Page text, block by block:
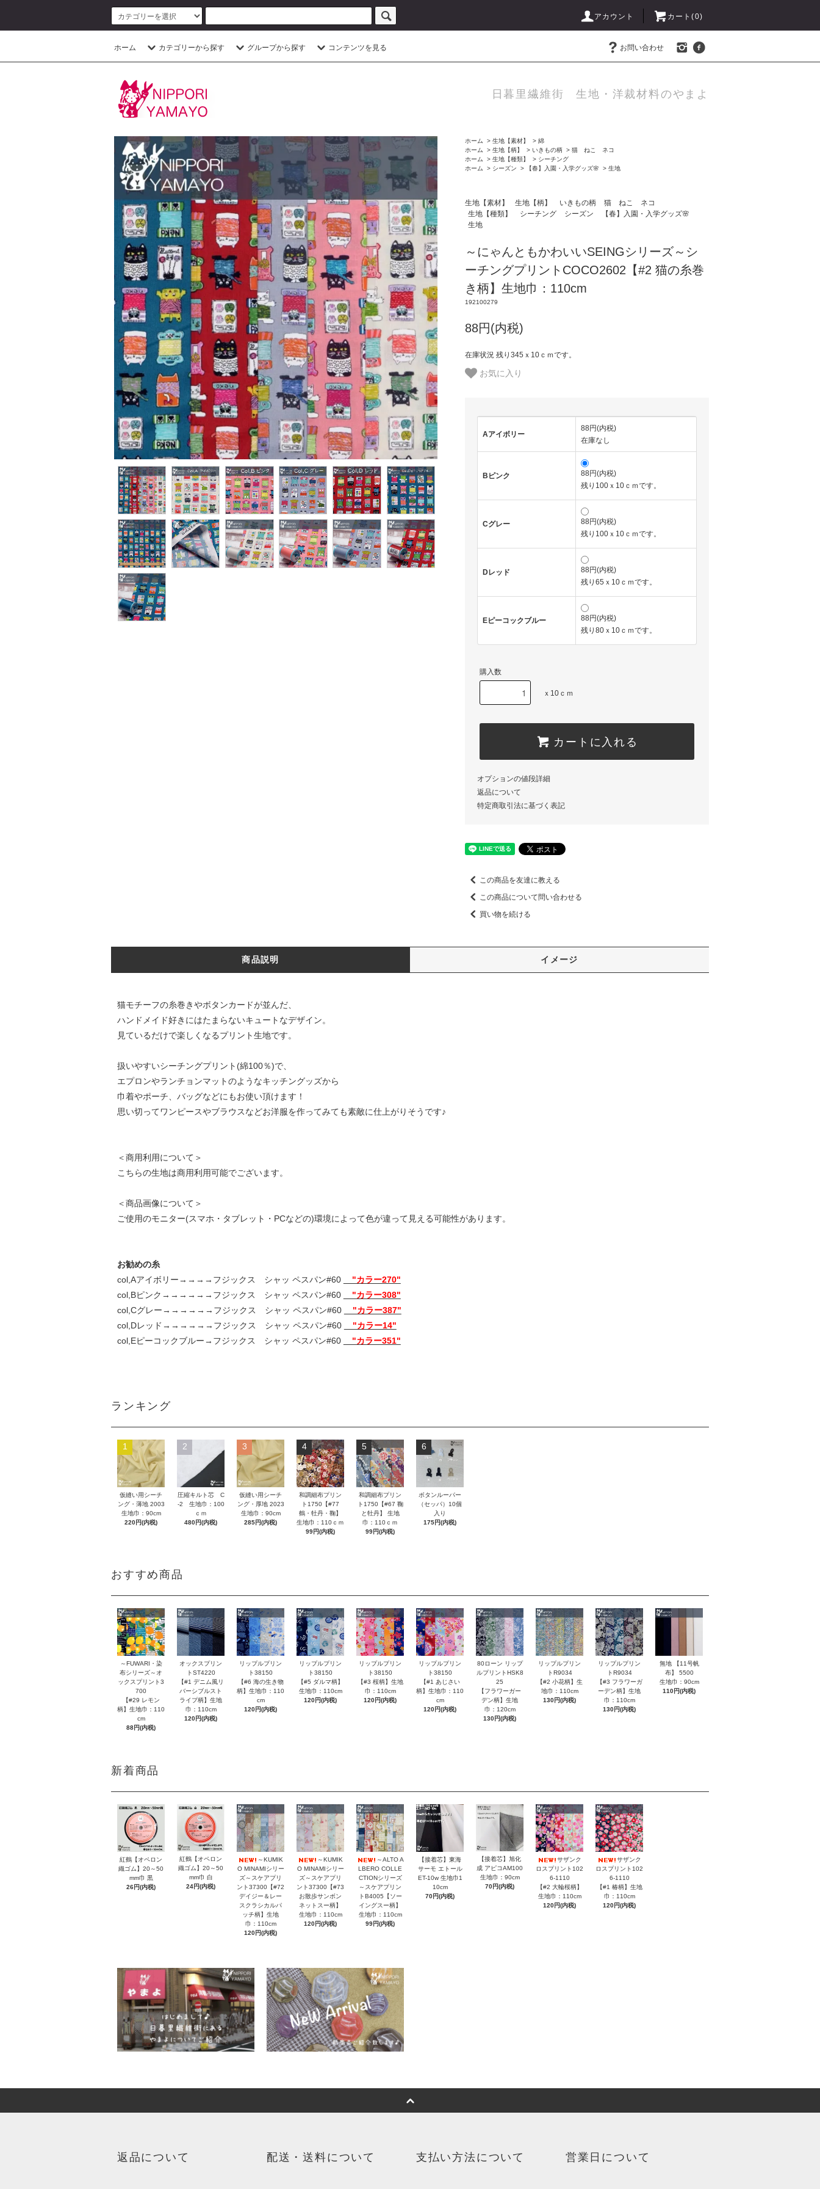
アカウント カート(0)
ホーム カテゴリーから探す グループから探す コンテンツを見る お問い合わせ
日暮里繊維街 生地・洋裁材料のやまよ
ホーム > 生地【素材】 > 綿
ホーム
> 生地【柄】 > いきもの柄 > 猫 ねこ ネコ
ホーム
> 生地【種類】 > シーチング
ホーム
> シーズン > 【春】入園・入学グッズ🌸 > 生地
生地【素材】 生地【柄】 いきもの柄
猫 ねこ ネコ
生地【種類】
シーチング シーズン
【春】入園・入学グッズ🌸
生地
～にゃんともかわいいSEINGシリーズ～シ
ーチングプリントCOCO2602【#2 猫の糸巻
き柄】生地巾：110cm
192100279
88円(内税)
在庫状況 残り345ｘ10ｃｍです。
お気に入り
Aアイボリー
88円(内税)
在庫なし
Bピンク
88円(内税)
残り100ｘ10ｃｍです。
Cグレー
88円(内税)
残り100ｘ10ｃｍです。
Dレッド
88円(内税)
残り65ｘ10ｃｍです。
Eピーコックブルー
88円(内税)
残り80ｘ10ｃｍです。
購入数
ｘ10ｃｍ
カートに入れる
オプションの値段詳細
返品について
特定商取引法に基づく表記
この商品を友達に教える
この商品について問い合わせる
買い物を続ける
商品説明 イメージ
猫モチーフの糸巻きやボタンカードが並んだ、
ハンドメイド好きにはたまらないキュートなデザイン。
見ているだけで楽しくなるプリント生地です。
扱いやすいシーチングプリント(綿100％)で、
エプロンやランチョンマットのようなキッチングッズから
巾着やポーチ、バッグなどにもお使い頂けます！
思い切ってワンピースやブラウスなどお洋服を作ってみても素敵に仕上がりそうです♪
＜商用利用について＞
こちらの生地は商用利用可能でございます。
＜商品画像について＞
ご使用のモニター(スマホ・タブレット・PCなどの)環境によって色が違って見える可能性があります。
お勧めの糸
col,Aアイボリー→→→→フジックス シャッ ペスパン#60
"カラー270"
col,Bピンク→→→→→→フジックス シャッ ペスパン#60
"カラー308"
col,Cグレー→→→→→→フジックス シャッ ペスパン#60
"カラー387"
col,Dレッド→→→→→→フジックス シャッ ペスパン#60
"カラー14"
col,Eピーコックブルー→フジックス シャッ ペスパン#60
"カラー351"
ランキング
1
仮縫い用シーチ
ング・薄地 2003
生地巾：90cm
220円(内税)
2
圧縮キルト芯 C
-2 生地巾：100
ｃｍ
480円(内税)
3
仮縫い用シーチ
ング・厚地 2023
生地巾：90cm
285円(内税)
4
和調細布プリン
ト1750【#77
鶴・牡丹・鞠】
生地巾：110ｃｍ
99円(内税)
5
和調細布プリン
ト1750【#67 鞠
と牡丹】 生地
巾：110ｃｍ
99円(内税)
6
ボタンルーパー
（セッパ）10個
入り
175円(内税)
おすすめ商品
～FUWARI・染
布シリーズ～オ
ックスプリント3
700
【#29 レモン
柄】生地巾：110
cm
88円(内税)
オックスプリン
トST4220
【#1 デニム風リ
バーシブルスト
ライプ柄】生地
巾：110cm
120円(内税)
リップルプリン
ト38150
【#6 海の生き物
柄】生地巾：110
cm
120円(内税)
リップルプリン
ト38150
【#5 ダルマ柄】
生地巾：110cm
120円(内税)
リップルプリン
ト38150
【#3 桜柄】生地
巾：110cm
120円(内税)
リップルプリン
ト38150
【#1 あじさい
柄】生地巾：110
cm
120円(内税)
80ローン リップ
ルプリントHSK8
25
【フラワーガー
デン柄】生地
巾：120cm
130円(内税)
リップルプリン
トR9034
【#2 小花柄】生
地巾：110cm
130円(内税)
リップルプリン
トR9034
【#3 フラワーガ
ーデン柄】生地
巾：110cm
130円(内税)
無地 【11号帆
布】 5500
生地巾：90cm
110円(内税)
新着商品
紅鶴【オペロン
織ゴム】20～50
mm巾 黒
26円(内税)
紅鶴【オペロン
織ゴム】20～50
mm巾 白
24円(内税)
～KUMIK
O MINAMIシリー
ズ～スケアプリ
ント37300【#72
デイジー＆レー
スクラシカルパ
ッチ柄】生地
巾：110cm
120円(内税)
～KUMIK
O MINAMIシリー
ズ～スケアプリ
ント37300【#73
お散歩サンボン
ネットスー柄】
生地巾：110cm
120円(内税)
～ALTO A
LBERO COLLE
CTIONシリーズ
～スケアプリン
トB4005【ソー
イングスー柄】
生地巾：110cm
99円(内税)
【接着芯】東海
サーモ エトール
ET-10w 生地巾1
10cm
70円(内税)
【接着芯】旭化
成 アピコAM100
生地巾：90cm
70円(内税)
サザンク
ロスプリント102
6-1110
【#2 大輪桜柄】
生地巾：110cm
120円(内税)
サザンク
ロスプリント102
6-1110
【#1 椿柄】生地
巾：110cm
120円(内税)
返品について 配送・送料について 支払い方法について 営業日について